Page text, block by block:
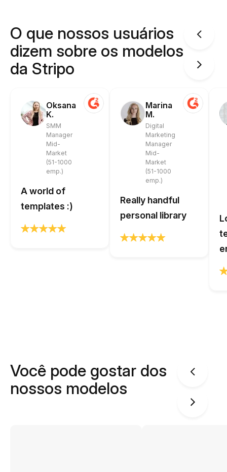
O que nossos usuários
dizem sobre os modelos
da Stripo
Oksana
K.
SMM
Manager
Mid-
Market
(51-1000
emp.)
A world of
templates :)
Marina
M.
Digital
Marketing
Manager
Mid-
Market
(51-1000
emp.)
Really handful
personal library
Você pode gostar dos
nossos modelos